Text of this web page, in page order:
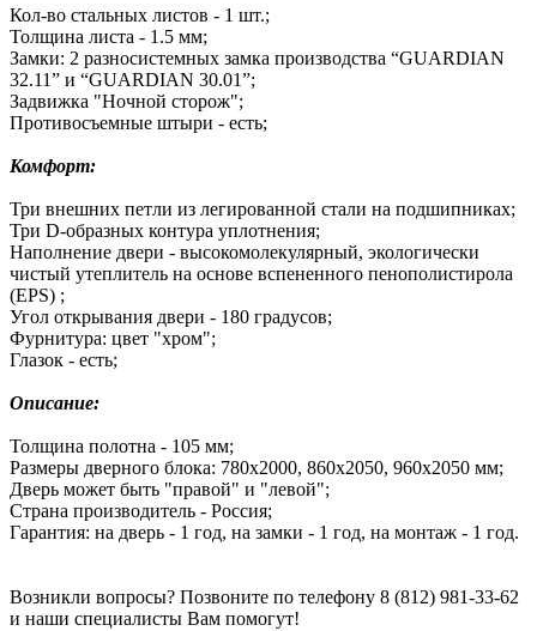
Кол-во стальных листов - 1 шт.;
Толщина листа - 1.5 мм;
Замки: 2 разносистемных замка производства “GUARDIAN
32.11” и “GUARDIAN 30.01”;
Задвижка "Ночной сторож";
Противосъемные штыри - есть;
Комфорт:
Три внешних петли из легированной стали на подшипниках;
Три D-образных контура уплотнения;
Наполнение двери - высокомолекулярный, экологически
чистый утеплитель на основе вспененного пенополистирола
(EPS) ;
Угол открывания двери - 180 градусов;
Фурнитура: цвет "хром";
Глазок - есть;
Описание:
Толщина полотна - 105 мм;
Размеры дверного блока: 780х2000, 860х2050, 960х2050 мм;
Дверь может быть "правой" и "левой";
Страна производитель - Россия;
Гарантия: на дверь - 1 год, на замки - 1 год, на монтаж - 1 год.
Возникли вопросы? Позвоните по телефону 8 (812) 981-33-62
и наши специалисты Вам помогут!